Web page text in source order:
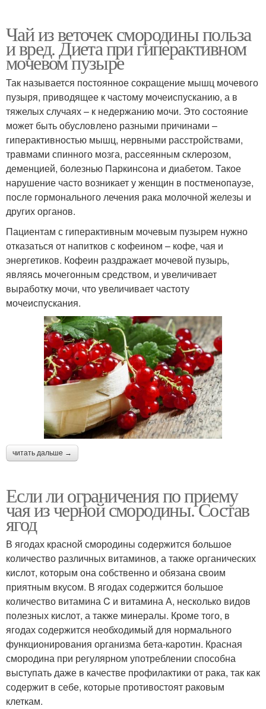
Чай из веточек смородины польза
и вред. Диета при гиперактивном
мочевом пузыре
Так называется постоянное сокращение мышц мочевого
пузыря, приводящее к частому мочеиспусканию, а в
тяжелых случаях – к недержанию мочи. Это состояние
может быть обусловлено разными причинами –
гиперактивностью мышц, нервными расстройствами,
травмами спинного мозга, рассеянным склерозом,
деменцией, болезнью Паркинсона и диабетом. Такое
нарушение часто возникает у женщин в постменопаузе,
после гормонального лечения рака молочной железы и
других органов.
Пациентам с гиперактивным мочевым пузырем нужно
отказаться от напитков с кофеином – кофе, чая и
энергетиков. Кофеин раздражает мочевой пузырь,
являясь мочегонным средством, и увеличивает
выработку мочи, что увеличивает частоту
мочеиспускания.
читать дальше →
Если ли ограничения по приему
чая из черной смородины. Состав
ягод
В ягодах красной смородины содержится большое
количество различных витаминов, а также органических
кислот, которым она собственно и обязана своим
приятным вкусом. В ягодах содержится большое
количество витамина C и витамина А, несколько видов
полезных кислот, а также минералы. Кроме того, в
ягодах содержится необходимый для нормального
функционирования организма бета-каротин. Красная
смородина при регулярном употреблении способна
выступать даже в качестве профилактики от рака, так как
содержит в себе, которые противостоят раковым
клеткам.